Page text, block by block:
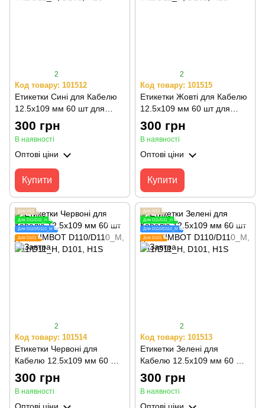
2
Код товару: 101512
Етикетки Сині для Кабелю
12.5х109 мм 60 шт для
NIIMBOT D110/D110_M,
D11/D11_H, D101, H1S
300 грн
В наявності
Оптові ціни
Купити
2
Код товару: 101515
Етикетки Жовті для Кабелю
12.5х109 мм 60 шт для
NIIMBOT D110/D110_M,
D11/D11_H, D101, H1S
300 грн
В наявності
Оптові ціни
Купити
Для H1S
Для D11/D11_H
Для D110/D110_M
Для D101
2
Код товару: 101514
Етикетки Червоні для
Кабелю 12.5х109 мм 60 шт
для NIIMBOT D110/D110_M,
D11/D11_H, D101, H1S
300 грн
В наявності
Для H1S
Для D11/D11_H
Для D110/D110_M
Для D101
2
Код товару: 101513
Етикетки Зелені для
Кабелю 12.5х109 мм 60 шт
для NIIMBOT D110/D110_M,
D11/D11_H, D101, H1S
300 грн
В наявності